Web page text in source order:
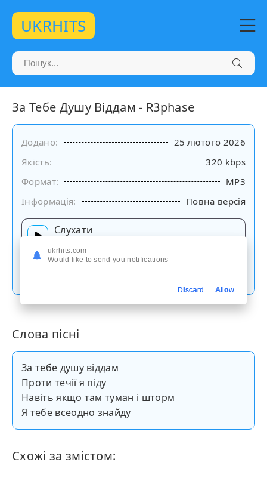
UKRHITS
За Тебе Душу Віддам - R3phase
Додано:
25 лютого 2026
Якість:
320 kbps
Формат:
MP3
Інформація:
Повна версія
Слухати
Слова пісні
За тебе душу віддам
Проти течії я піду
Навіть якщо там туман і шторм
Я тебе всеодно знайду
Схожі за змістом:
ukrhits.com
Would like to send you notifications
Discard Allow